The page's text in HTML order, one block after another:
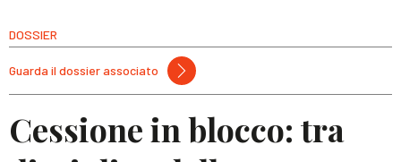
DOSSIER
Guarda il dossier associato
Cessione in blocco: tra